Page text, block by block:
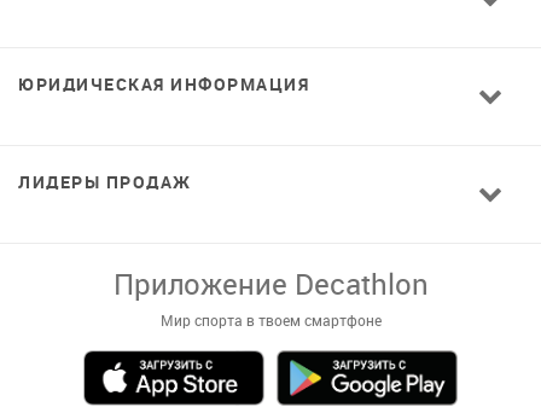
ЮРИДИЧЕСКАЯ ИНФОРМАЦИЯ
ЛИДЕРЫ ПРОДАЖ
Приложение Decathlon
Мир спорта в твоем смартфоне